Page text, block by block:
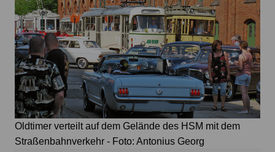
Oldtimer verteilt auf dem Gelände des HSM mit dem
Straßenbahnverkehr - Foto: Antonius Georg